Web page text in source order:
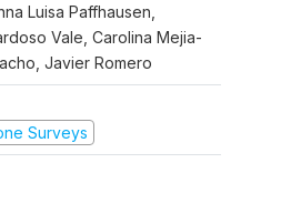
Luisa Paffhausen,
Vale, Carolina Mejia-
Javier Romero
Surveys